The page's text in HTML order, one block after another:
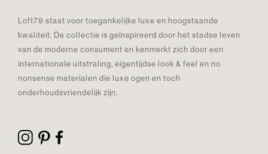
Loft79 staat voor toegankelijke luxe en hoogstaande
kwaliteit. De collectie is geïnspireerd door het stadse leven
van de moderne consument en kenmerkt zich door een
internationale uitstraling, eigentijdse look & feel en no
nonsense materialen die luxe ogen en toch
onderhoudsvriendelijk zijn.